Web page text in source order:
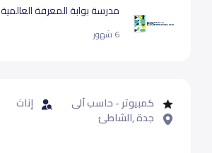
مدرسة بوابة المعرفة العالمية
6 شهور
كمبيوتر - حاسب آلى إناث
جدة ,الشاطئ